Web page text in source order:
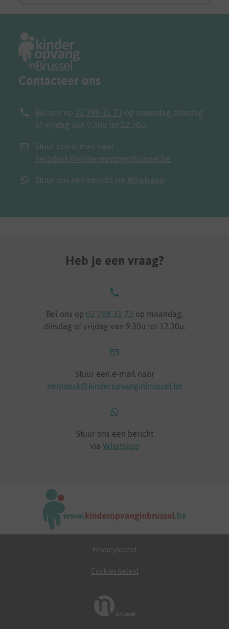
Contacteer ons
Bel ons op 02 788 31 73 op maandag, dinsdag
of vrijdag van 9.30u tot 12.30u.
Stuur een e-mail naar
helpdesk@kinderopvanginbrussel.be
Stuur ons een bericht via Whatsapp
Heb je een vraag?
Bel ons op 02 788 31 73 op maandag,
dinsdag of vrijdag van 9.30u tot 12.30u.
Stuur een e-mail naar
helpdesk@kinderopvanginbrussel.be
Stuur ons een bericht
via Whatsapp
Privacybeleid
Cookies beleid